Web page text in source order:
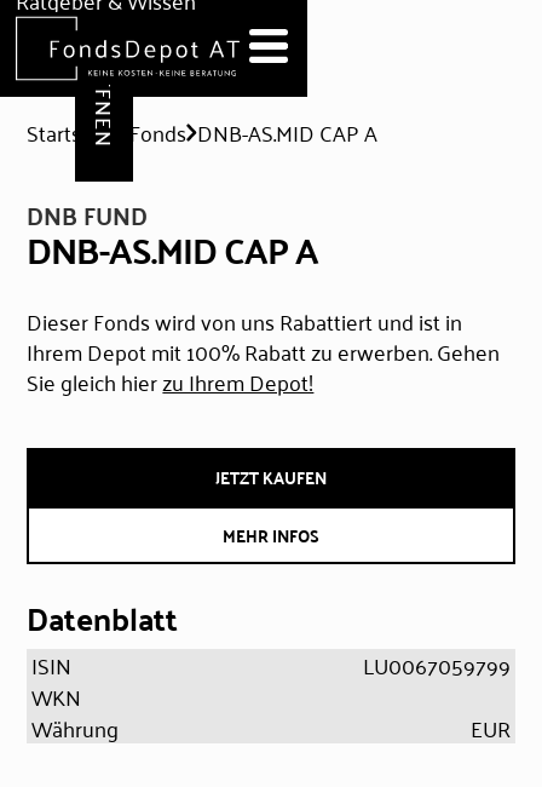
Hilfe & Formulare
DEPOT ERÖFFNEN
Startseite Fonds DNB-AS.MID CAP A
DNB FUND
DNB-AS.MID CAP A
Dieser Fonds wird von uns Rabattiert und ist in
Ihrem Depot mit 100% Rabatt zu erwerben. Gehen
Sie gleich hierzu Ihrem Depot!
JETZT KAUFEN
MEHR INFOS
Datenblatt
ISIN
LU0067059799
WKN
Währung
EUR